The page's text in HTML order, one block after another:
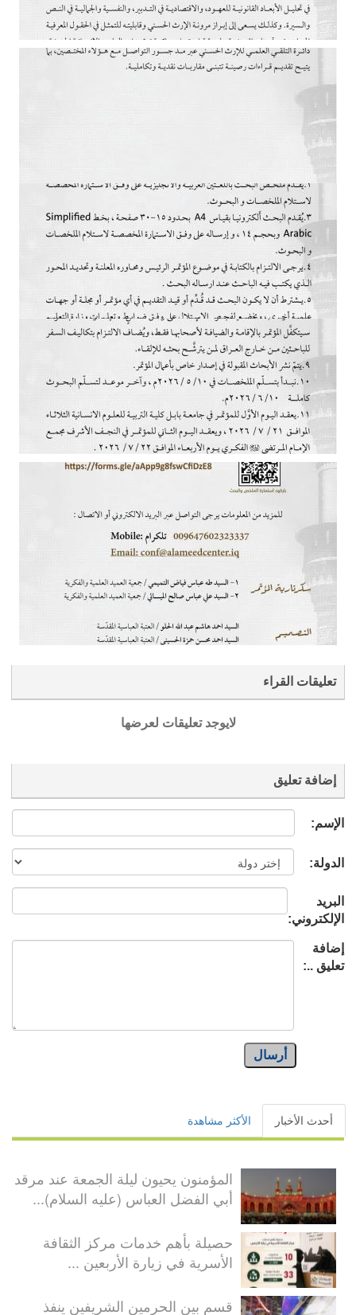
تعليقات القراء
لايوجد تعليقات لعرضها
إضافة تعليق
الإسم:
الدولة:
البريد
الإلكتروني:
إضافة
تعليق ..:
أرسال
أحدث الأخبار الأكثر مشاهدة
المؤمنون يحيون ليلة الجمعة عند مرقد
أبي الفضل العباس (عليه السلام)...
حصيلة بأهم خدمات مركز الثقافة
الأسرية في زيارة الأربعين ...
قسم بين الحرمين الشريفين ينفذ